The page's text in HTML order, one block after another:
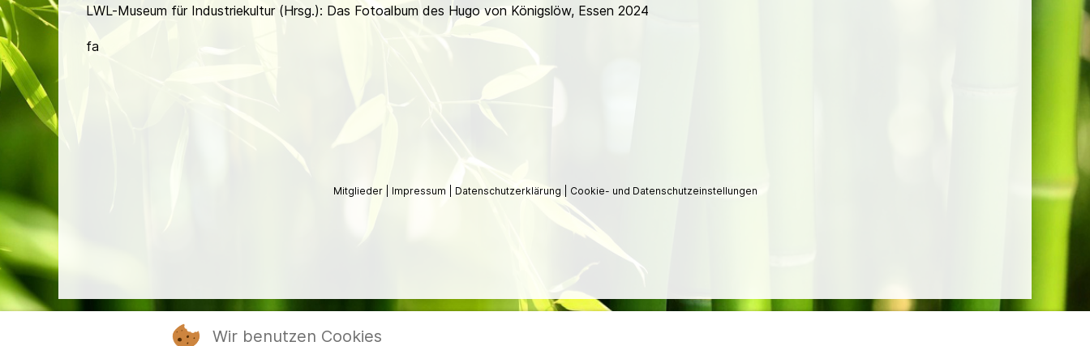
LWL-Museum für Industriekultur (Hrsg.): Das Fotoalbum des Hugo von Königslöw, Essen 2024
fa
Mitglieder Impressum Datenschutzerklärung Cookie- und Datenschutzeinstellungen
Wir benutzen Cookies